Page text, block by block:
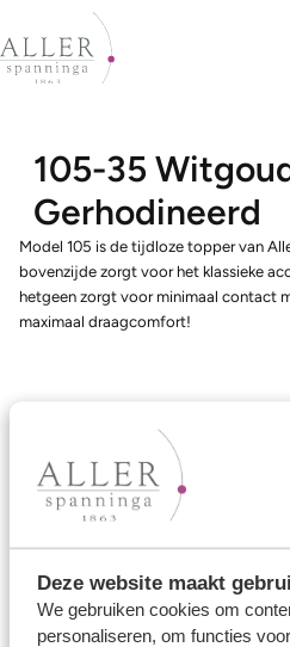
Deze website maakt
We gebruiken cookies om
personaliseren, om functies
105-35
Gerhodineerd
Model 105 is de tijdloze topper van
bovenzijde zorgt voor het klassieke
hetgeen zorgt voor minimaal contact
maximaal draagcomfort!
Ons aanbod
Memoireringen
Verlovingsringen